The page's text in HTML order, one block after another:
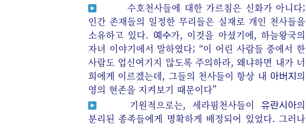
수호천사들에 대한 가르침은 신화가 아니다;
인간 존재들의 일정한 무리들은 실재로 개인 천사들을
소유하고 있다.
예수가, 이것을 아셨기에, 하늘왕국의
자녀 이야기에서 말하였다; “이 어린 사람들 중에서 한
사람도 업신여기지 않도록 주의하라, 왜냐하면 내가 너
희에게 이르겠는데, 그들의 천사들이 항상 내 아버지 의
영의 현존을 지켜보기 때문이다”
기원적으로는, 세라핌천사들이 유란시아의
분리된 종족들에게 명확하게 배정되어 있었다. 그러나